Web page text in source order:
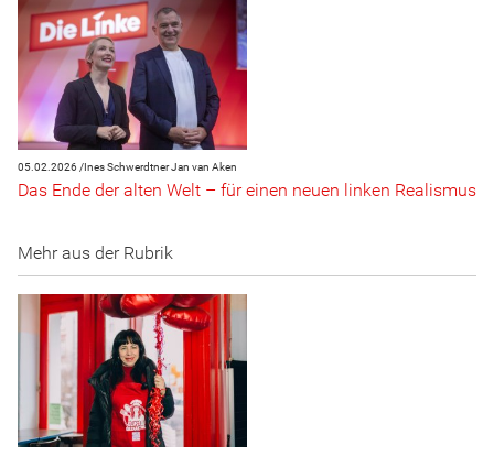
05.02.2026 /Ines SchwerdtnerJan van Aken
Das Ende der alten Welt – für einen neuen linken Realismus
Mehr aus der Rubrik